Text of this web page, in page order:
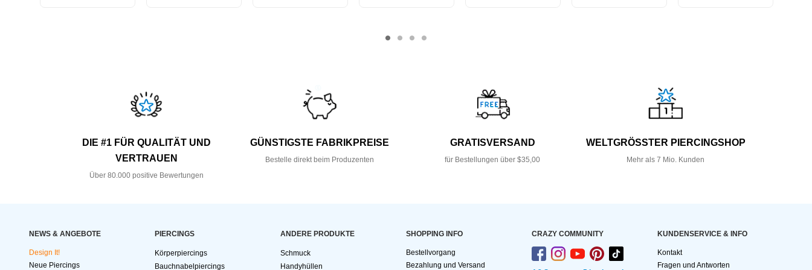
DIE #1 FÜR QUALITÄT UND
VERTRAUEN
Über 80.000 positive Bewertungen
GÜNSTIGSTE FABRIKPREISE
Bestelle direkt beim Produzenten
GRATISVERSAND
für Bestellungen über $35,00
WELTGRÖSSTER PIERCINGSHOP
Mehr als 7 Mio. Kunden
NEWS & ANGEBOTE
Design It!
Neue Piercings
PIERCINGS
Körperpiercings
Bauchnabelpiercings
ANDERE PRODUKTE
Schmuck
Handyhüllen
SHOPPING INFO
Bestellvorgang
Bezahlung und Versand
CRAZY COMMUNITY KUNDEN­SERVICE & INFO
Kontakt
Fragen und Antworten